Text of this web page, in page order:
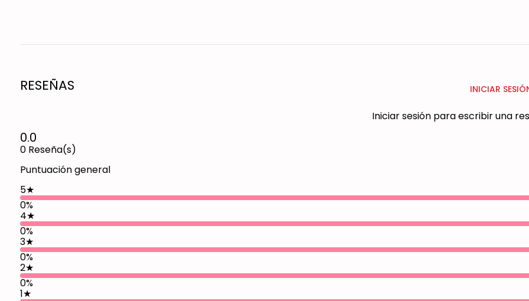
RESEÑAS INICIAR
Iniciar sesión para escribir una
0.0
0Reseña(s)
Puntuación general
5★
0%
4★
0%
3★
0%
2★
0%
1★